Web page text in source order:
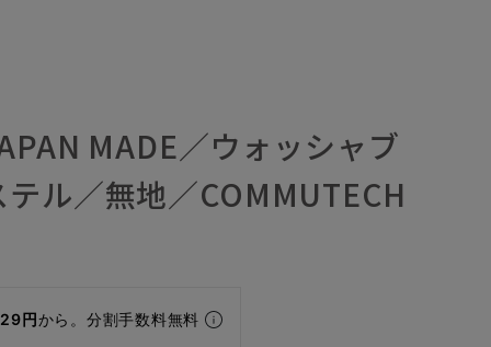
MADE／ウォッシャブ
ル／無地／COMMUTECH
円から。分割手数料無料